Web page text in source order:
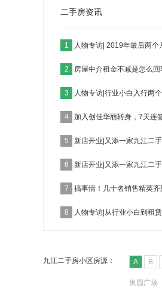
二手房资讯
1 人物专访| 2019年最后两个
2 房屋中介租金不减是怎么
3 人物专访|行业小白入行两
4 加入创佳华丽转身，7天连
5 新店开业|又添一家九江二
6 新店开业|又添一家九江二
7 搞事情！几十名销售精英
8 人物专访|从行业小白到租
九江二手房小区房源： A B
奥园广场